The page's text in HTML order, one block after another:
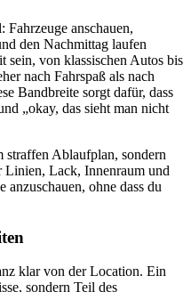
Fahrzeuge anschauen,
den Nachmittag laufen
sein, von klassischen Autos bis
nach Fahrspaß als nach
Bandbreite sorgt dafür, dass
„okay, das sieht man nicht
Ablaufplan, sondern
Linien, Lack, Innenraum und
ohne dass du
klar von der Location. Ein
sondern Teil des